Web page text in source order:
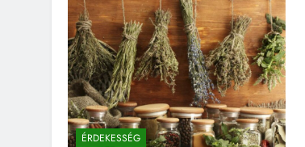
ÉRDEKESSÉG